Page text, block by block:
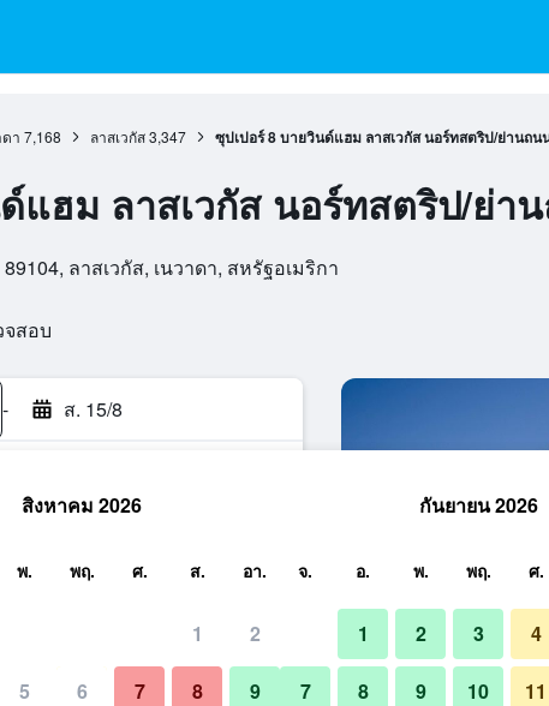
ดา 7,168 ลาสเวกัส 3,347 ซุปเปอร์ 8 บายวินด์แฮม ลาสเวกัส นอร์ทสตริป/ย่านถ
แฮม ลาสเวกัส นอร์ทสตริป/ย่
ลาสเวกัส, เนวาดา, สหรัฐอเมริกา
สอบ
- ส. 15/8
ด ราคาต่อคืน
สิงหาคม 2026
พ. พฤ. ศ. ส. อา.
1 2
5 6 7 8 9
กันยายน 2026
จ. อ. พ. พฤ. ศ.
1 2 3 4
7 8 9 10 11